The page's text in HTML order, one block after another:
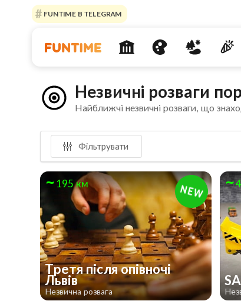
FUNTIME В TELEGRAM
Незвичні розваги
Найближчі незвичні розваги, що
Фільтрувати
195 км
Третя після опівночі
Львів
Незвична розвага